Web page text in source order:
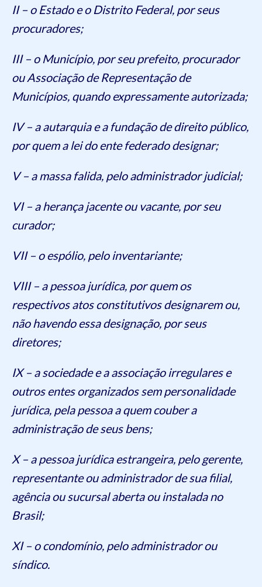
II – o Estado e o Distrito Federal, por seus
procuradores;
III – o Município, por seu prefeito, procurador
ou Associação de Representação de
Municípios, quando expressamente autorizada;
IV – a autarquia e a fundação de direito público,
por quem a lei do ente federado designar;
V – a massa falida, pelo administrador judicial;
VI – a herança jacente ou vacante, por seu
curador;
VII – o espólio, pelo inventariante;
VIII – a pessoa jurídica, por quem os
respectivos atos constitutivos designarem ou,
não havendo essa designação, por seus
diretores;
IX – a sociedade e a associação irregulares e
outros entes organizados sem personalidade
jurídica, pela pessoa a quem couber a
administração de seus bens;
X – a pessoa jurídica estrangeira, pelo gerente,
representante ou administrador de sua filial,
agência ou sucursal aberta ou instalada no
Brasil;
XI – o condomínio, pelo administrador ou
síndico.